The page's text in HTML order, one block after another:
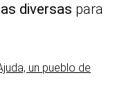
diversas para
un pueblo de